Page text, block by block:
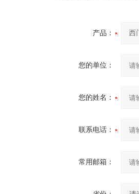
产品：
您的单位：
您的姓名：
联系电话：
常用邮箱：